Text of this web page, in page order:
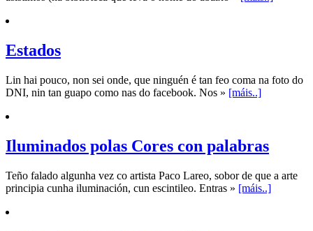
Estados
Lin hai pouco, non sei onde, que ninguén é tan feo coma na foto do
DNI, nin tan guapo como nas do facebook. Nos » [máis..]
Iluminados polas Cores con palabras
Teño falado algunha vez co artista Paco Lareo, sobor de que a arte
principia cunha iluminación, cun escintileo. Entras » [máis..]